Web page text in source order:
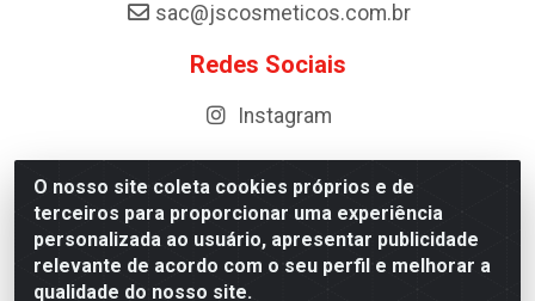
O nosso site coleta cookies próprios e de
terceiros para proporcionar uma experiência
personalizada ao usuário, apresentar publicidade
relevante de acordo com o seu perfil e melhorar a
qualidade do nosso site.
sac@jscosmeticos.com.br
Redes Sociais
Instagram
Distribuidora de Cosméticos Antoneto LTDA - BA-052,
km 87 - Industrial, Ipirá - BA, 44600-000 - CNPJ
10.984.107/0001-75